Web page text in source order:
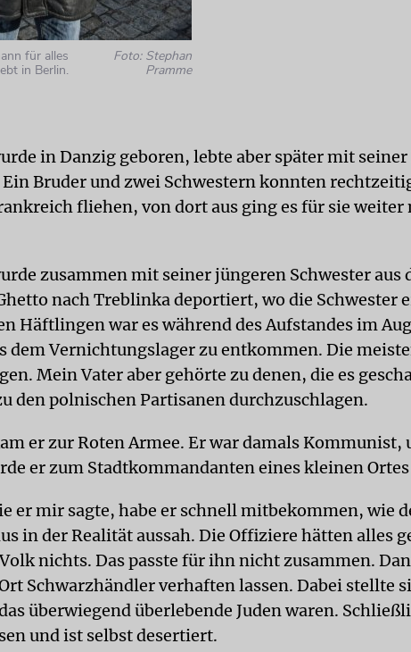
für alles
in Berlin.
Foto: Stephan
Pramme
in Danzig geboren, lebte aber später mit
Bruder und zwei Schwestern konnten
fliehen, von dort aus ging es für sie weiter
zusammen mit seiner jüngeren Schwester aus
nach Treblinka deportiert, wo die Schwester
Häftlingen war es während des Aufstandes im
dem Vernichtungslager zu entkommen. Die
Mein Vater aber gehörte zu denen, die es
den polnischen Partisanen durchzuschlagen.
er zur Roten Armee. Er war damals Kommunist,
er zum Stadtkommandanten eines kleinen
er mir sagte, habe er schnell mitbekommen, wie
in der Realität aussah. Die Offiziere hätten alles
nichts. Das passte für ihn nicht zusammen.
Schwarzhändler verhaften lassen. Dabei stellte
überwiegend überlebende Juden waren.
und ist selbst desertiert.